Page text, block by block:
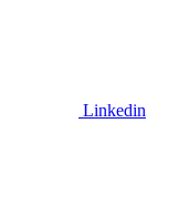
Linkedin